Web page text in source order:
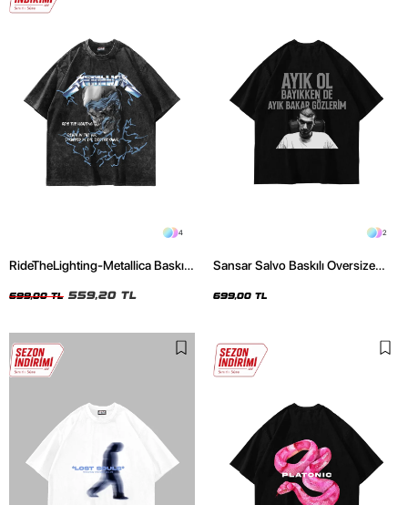
4
RideTheLighting-Metallica Baskılı
Tshirt
699,00 TL 559,20 TL
2
Sansar Salvo Baskılı Oversize
699,00 TL